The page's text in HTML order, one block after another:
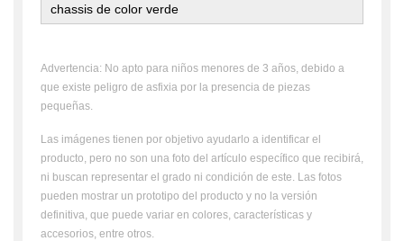
chassis de color verde
Advertencia: No apto para niños menores de 3 años, debido a
que existe peligro de asfixia por la presencia de piezas
pequeñas.
Las imágenes tienen por objetivo ayudarlo a identificar el
producto, pero no son una foto del artículo específico que recibirá,
ni buscan representar el grado ni condición de este. Las fotos
pueden mostrar un prototipo del producto y no la versión
definitiva, que puede variar en colores, características y
accesorios, entre otros.